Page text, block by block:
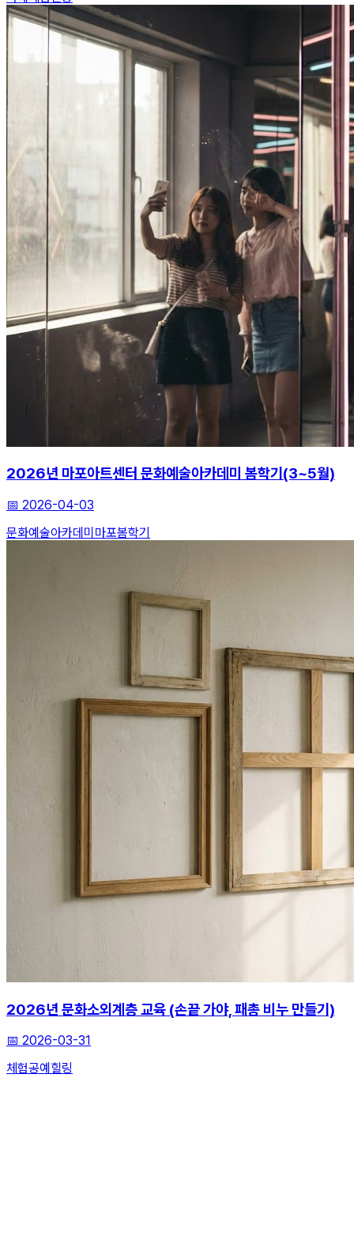
2026년 마포아트센터 문화예술아카데미 봄학기(3~5월)
📅 2026-04-03
문화예술아카데미 마포봄학기
2026년 문화소외계층 교육 (손끝 가야, 패총 비누 만들기)
📅 2026-03-31
체험공예 힐링